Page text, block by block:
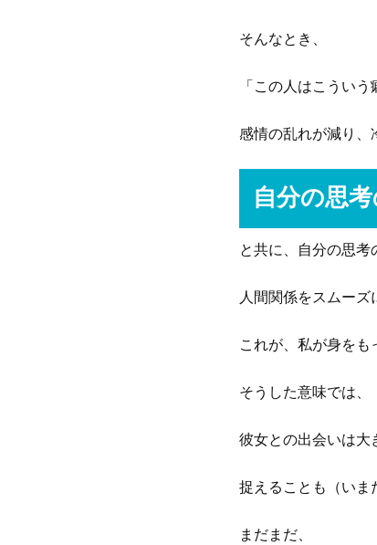
そんなとき、
「この人はこうい
感情の乱れが減り、
自分の思
と共に、自分の思考
人間関係をスムーズ
これが、私が身をも
そうした意味では、
彼女との出会いは大
捉えることも（いま
まだまだ、